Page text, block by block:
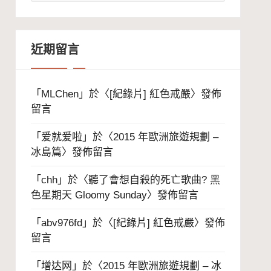
近期留言
「 MLChen」於〈[紀錄片] 紅色戒嚴〉發佈
留言
「 爱就爱啦 」於〈2015 年歐洲旅遊規劃 –
冰島篇〉發佈留言
「 chh」於〈聽了會想自殺的死亡歌曲? 黑
色星期天 Gloomy Sunday〉發佈留言
「 abv976fd」於〈[紀錄片] 紅色戒嚴〉發佈
留言
「 增达网 」於〈2015 年歐洲旅遊規劃 – 冰